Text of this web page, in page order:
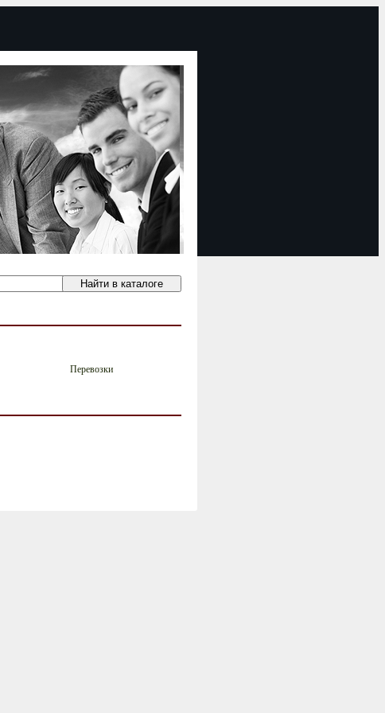
Перевозки